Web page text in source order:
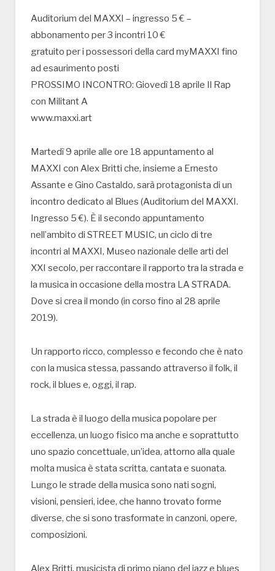
Auditorium del MAXXI – ingresso 5 € –
abbonamento per 3 incontri 10 €
gratuito per i possessori della card myMAXXI fino
ad esaurimento posti
PROSSIMO INCONTRO: Giovedì 18 aprile Il Rap
con Militant A
www.maxxi.art
Martedì 9 aprile alle ore 18 appuntamento al
MAXXI con Alex Britti che, insieme a Ernesto
Assante e Gino Castaldo, sarà protagonista di un
incontro dedicato al Blues (Auditorium del MAXXI.
Ingresso 5 €). È il secondo appuntamento
nell’ambito di STREET MUSIC, un ciclo di tre
incontri al MAXXI, Museo nazionale delle arti del
XXI secolo, per raccontare il rapporto tra la strada e
la musica in occasione della mostra LA STRADA.
Dove si crea il mondo (in corso fino al 28 aprile
2019).
Un rapporto ricco, complesso e fecondo che è nato
con la musica stessa, passando attraverso il folk, il
rock, il blues e, oggi, il rap.
La strada è il luogo della musica popolare per
eccellenza, un luogo fisico ma anche e soprattutto
uno spazio concettuale, un’idea, attorno alla quale
molta musica è stata scritta, cantata e suonata.
Lungo le strade della musica sono nati sogni,
visioni, pensieri, idee, che hanno trovato forme
diverse, che si sono trasformate in canzoni, opere,
composizioni.
Alex Britti, musicista di primo piano del jazz e blues